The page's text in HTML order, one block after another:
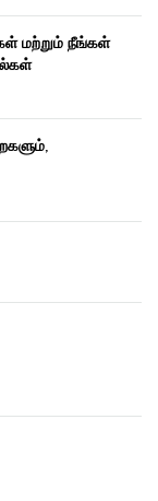
மற்றும் நீங்கள்